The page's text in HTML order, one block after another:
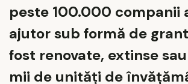
peste 100.000 companii
ajutor sub formă de
fost renovate, extinse
mii de unități de